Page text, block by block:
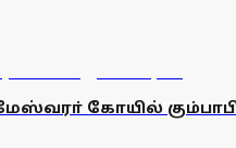
கோயில்